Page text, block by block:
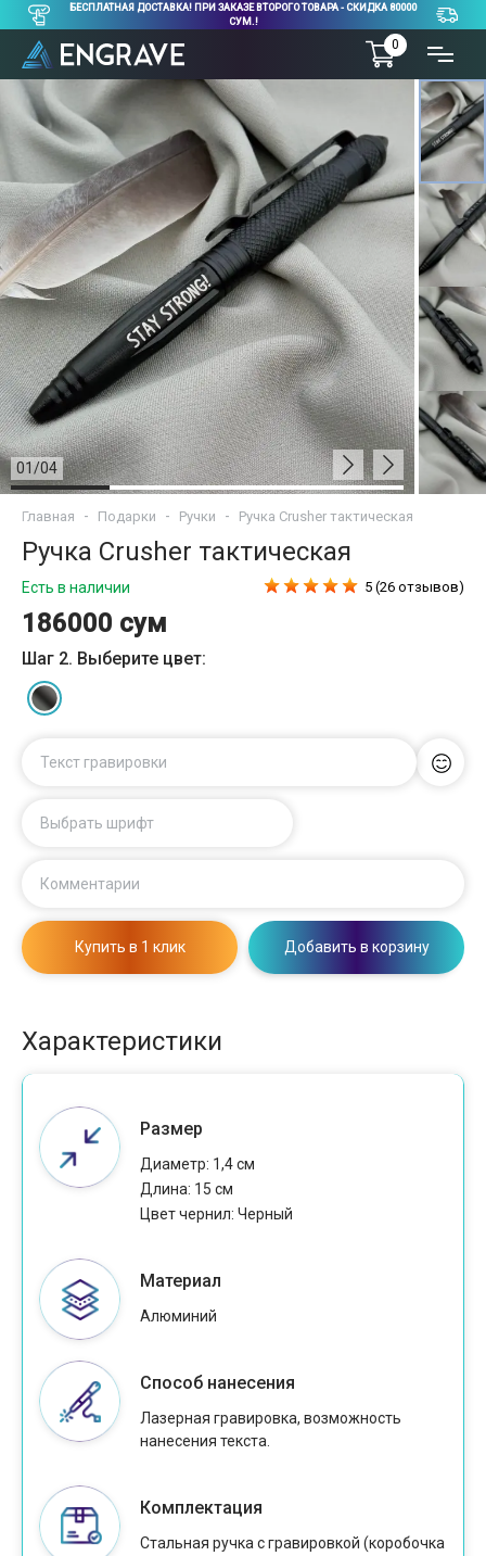
БЕСПЛАТНАЯ ДОСТАВКА! ПРИ ЗАКАЗЕ ВТОРОГО ТОВАРА - СКИДКА 80000
СУМ.!
0
01 /04
Главная Подарки Ручки Ручка Crusher тактическая
Ручка Crusher тактическая
Есть в наличии
186000 сум
5 (26 отзывов)
Шаг 2. Выберите цвет:
Текст гравировки
Выбрать шрифт
Комментарии
Купить в 1 клик Добавить в корзину
Характеристики
Размер
Диаметр: 1,4 см
Длина: 15 см
Цвет чернил: Черный
Материал
Алюминий
Способ нанесения
Лазерная гравировка, возможность
нанесения текста.
Комплектация
Стальная ручка с гравировкой (коробочка